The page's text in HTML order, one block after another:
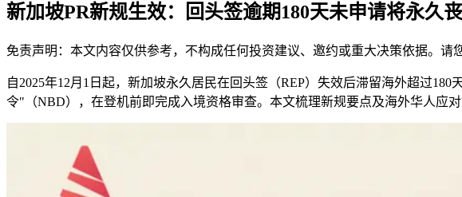
新加坡PR新规生效：回头签逾期180天未申请将永久
免责声明：本文内容仅供参考，不构成任何投资建议、邀约或重大决策依据。请
自2025年12月1日起，新加坡永久居民在回头签（REP）失效后滞留海外超过
令"（NBD），在登机前即完成入境资格审查。本文梳理新规要点及海外华人应对